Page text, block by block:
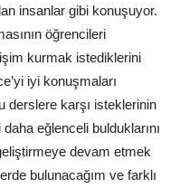
insanlar gibi konuşuyor.
öğrencileri
kurmak istediklerini
iyi konuşmaları
derslere karşı isteklerinin
eğlenceli bulduklarını
devam etmek
bulunacağım ve farklı